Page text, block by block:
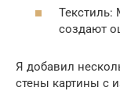
создают
Я добавил
стены картины с